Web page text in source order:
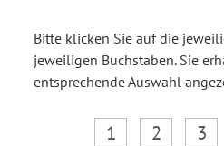
Bitte klicken Sie auf die
jeweiligen Buchstaben. Sie
entsprechende Auswahl
1 2 3